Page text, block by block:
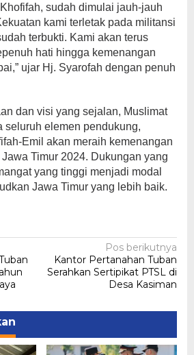
sudah dimulai jauh-jauh
kami terletak pada militansi
terbukti. Kami akan terus
hati hingga kemenangan
ujar Hj. Syarofah dengan penuh
dan visi yang sejalan, Muslimat
seluruh elemen pendukung,
Emil akan meraih kemenangan
Timur 2024. Dukungan yang
yang tinggi menjadi modal
Jawa Timur yang lebih baik.
Pos berikutnya
Kantor Pertanahan Tuban
Serahkan Sertipikat PTSL di
Desa Kasiman